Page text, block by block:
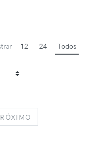
12 24 Todos